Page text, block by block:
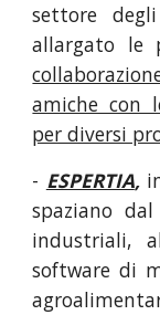
settore
allargato le
amiche con
per diversi
- ESPERTIA,
spaziano
industriali,
software di